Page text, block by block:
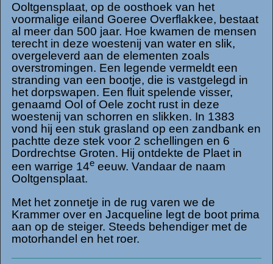
Ooltgensplaat, op de oosthoek van het
voormalige eiland Goeree Overflakkee, bestaat
al meer dan 500 jaar. Hoe kwamen de mensen
terecht in deze woestenij van water en slik,
overgeleverd aan de elementen zoals
overstromingen. Een legende vermeldt een
stranding van een bootje, die is vastgelegd in
het dorpswapen. Een fluit spelende visser,
genaamd Ool of Oele zocht rust in deze
woestenij van schorren en slikken. In 1383
vond hij een stuk grasland op een zandbank en
pachtte deze stek voor 2 schellingen en 6
Dordrechtse Groten. Hij ontdekte de Plaet in
een warrige 14eeeuw. Vandaar de naam
Ooltgensplaat.
Met het zonnetje in de rug varen we de
Krammer over en Jacqueline legt de boot prima
aan op de steiger. Steeds behendiger met de
motorhandel en het roer.